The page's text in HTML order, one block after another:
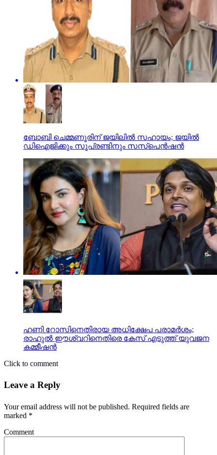
ബോബി ചെമ്മണൂരിന് ജയിലില്‍ സഹായം; ജയില്‍
ഡിഐജിക്കും സൂപ്രണ്ടിനും സസ്പെന്‍ഷന്‍
ഹണി റോസിനെതിരായ അധിക്ഷേപ പരാമര്‍ശം;
രാഹുല്‍ ഈശ്വറിനെതിരെ കേസ് എടുത്ത് യുവജന
കമ്മീഷന്‍
Click to comment
Leave a Reply
Your email address will not be published. Required fields are
marked *
Comment